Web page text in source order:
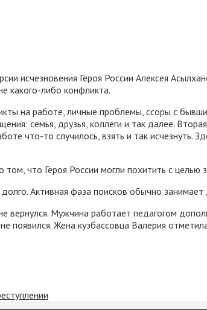
исчезновения Героя России Алексея
какого-либо конфликта.
на работе, личные проблемы, ссоры с
семья, друзья, коллеги и так далее.
что-то случилось, взять и так исчезнуть.
что Героя России могли похитить с целью
Активная фаза поисков обычно
Мужчина работает педагогом
появился. Жена кузбассовца Валерия